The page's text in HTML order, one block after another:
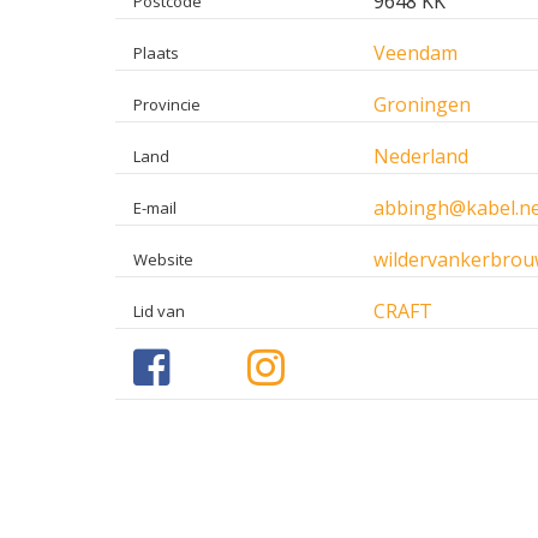
Plaats Veendam
Provincie Groningen
Land Nederland
E-mail
Website
Lid van CRAFT